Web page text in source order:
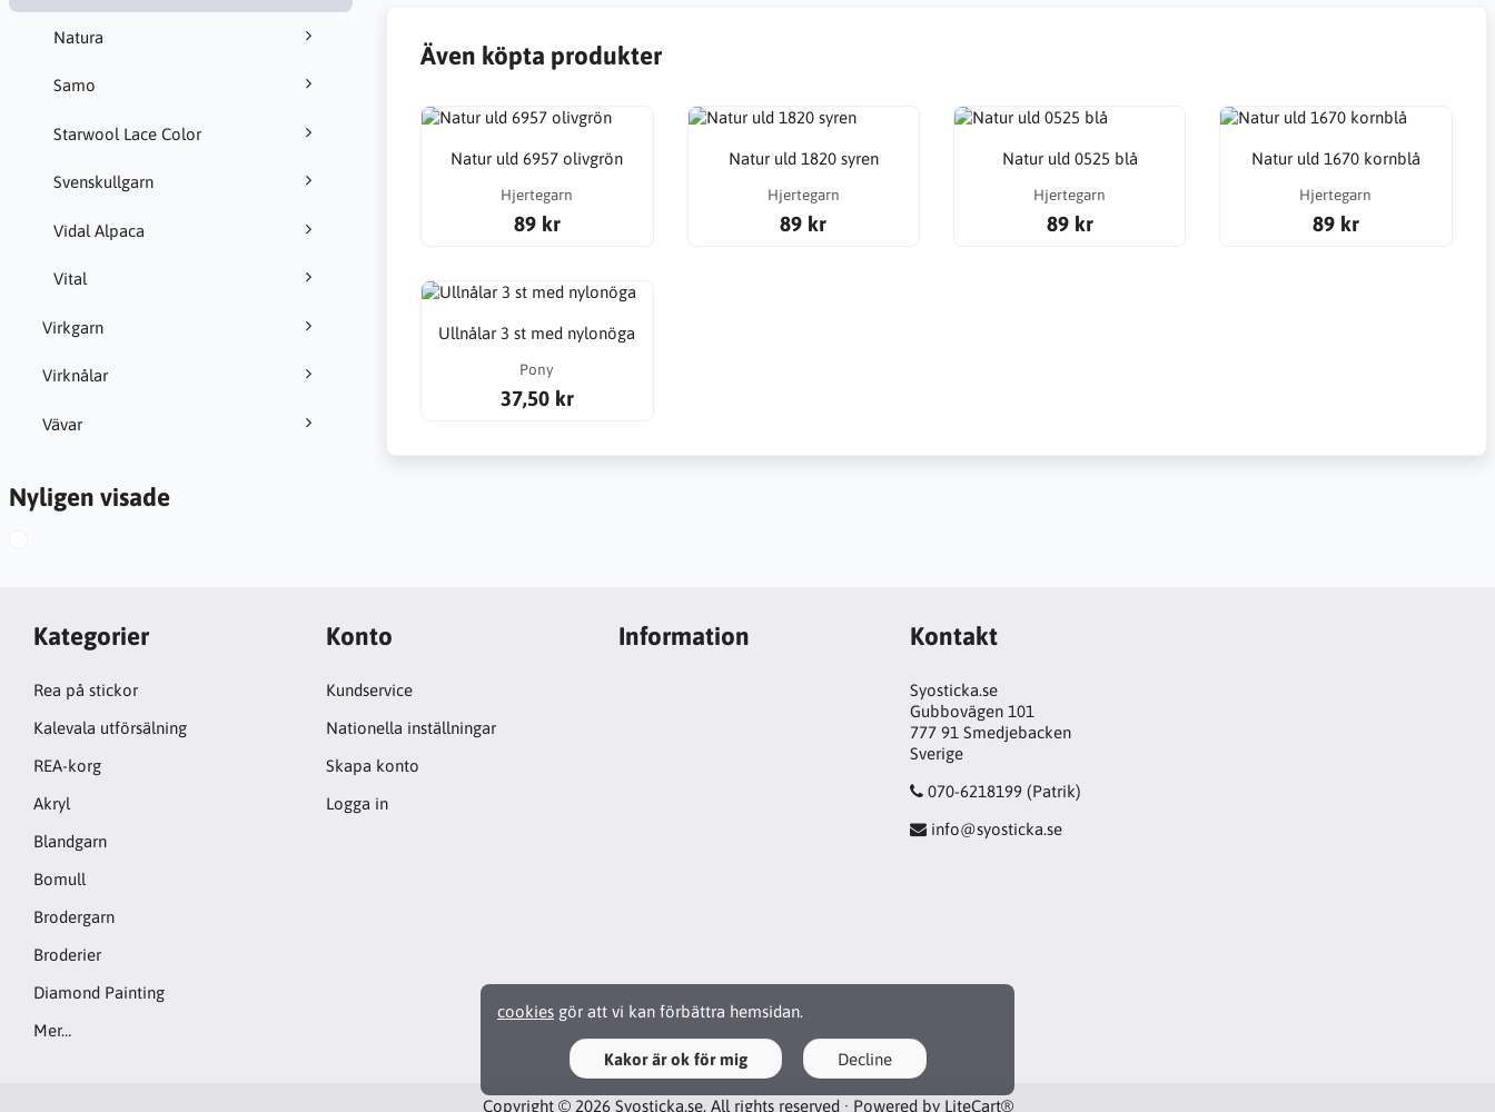
Natura
Samo
Starwool Lace Color
Svenskullgarn
Vidal Alpaca
Vital
Virkgarn
Virknålar
Vävar
Nyligen visade
Även köpta produkter
Natur uld 6957 olivgrön
Hjertegarn
89 kr
Natur uld 1820 syren
Hjertegarn
89 kr
Natur uld 0525 blå
Hjertegarn
89 kr
Natur uld 1670 kornblå
Hjertegarn
89 kr
Ullnålar 3 st med nylonöga
Pony
37,50 kr
cookies gör att vi kan förbättra hemsidan.
Kakor är ok för mig Decline
Kategorier
Rea på stickor
Kalevala utförsälning
REA-korg
Akryl
Blandgarn
Bomull
Brodergarn
Broderier
Diamond Painting
Mer…
Konto
Kundservice
Nationella inställningar
Skapa konto
Logga in
Information Kontakt
Syosticka.se
Gubbovägen 101
777 91 Smedjebacken
Sverige
070-6218199 (Patrik)
info@syosticka.se
Copyright © 2026 Syosticka.se. All rights reserved · Powered by LiteCart®